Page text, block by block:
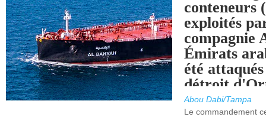
conteneurs
exploités
compagnie
Émirats
été
détroit
Abou Dabi/Tampa
Le commandement